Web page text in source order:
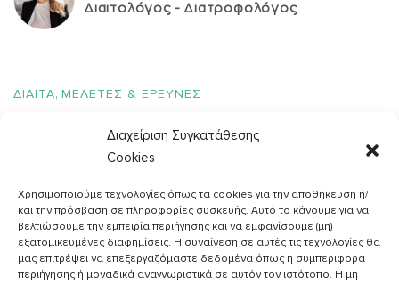
Διαχείριση Συγκατάθεσης
Cookies
Χρησιμοποιούμε τεχνολογίες όπως τα cookies για την αποθήκευση ή/
και την πρόσβαση σε πληροφορίες συσκευής. Αυτό το κάνουμε για να
βελτιώσουμε την εμπειρία περιήγησης και να εμφανίσουμε (μη)
εξατομικευμένες διαφημίσεις. Η συναίνεση σε αυτές τις τεχνολογίες θα
μας επιτρέψει να επεξεργαζόμαστε δεδομένα όπως η συμπεριφορά
περιήγησης ή μοναδικά αναγνωριστικά σε αυτόν τον ιστότοπο. Η μη
Διαιτολόγος - Διατροφολόγος
ΔΙΑΙΤΑ, ΜΕΛΕΤΕΣ & ΕΡΕΥΝΕΣ